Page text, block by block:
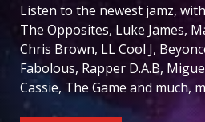
Listen to the newest jamz,
The Opposites, Luke James,
Chris Brown, LL Cool J,
Fabolous, Rapper D.A.B,
Cassie, The Game and much,